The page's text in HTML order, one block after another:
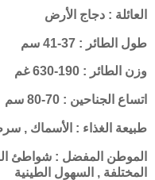
العائلة : دجاج الأرض
طول الطائر : 37-41 سم
وزن الطائر : 190-630 غم
اتساع الجناحين : 70-80 سم
طبيعة الغذاء : الأسماك ,
الموطن المفضل : شواطئ
المختلفة , السهول الطينية